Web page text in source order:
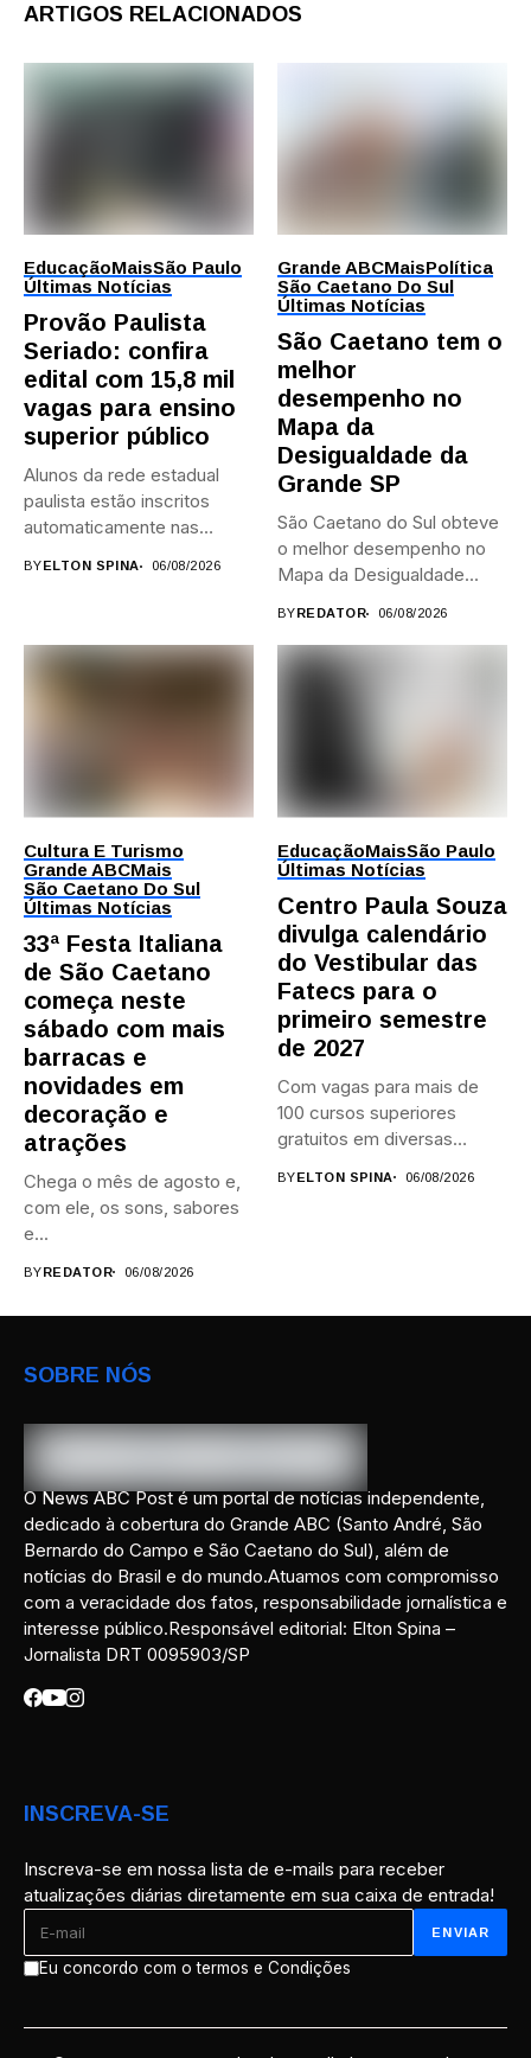
ARTIGOS RELACIONADOS
EducaçãoMaisSão Paulo
Últimas Notícias
Provão Paulista
Seriado: confira
edital com 15,8 mil
vagas para ensino
superior público
Alunos da rede estadual
paulista estão inscritos
automaticamente nas
BYELTON SPINA 06/08/2026
Grande ABCMaisPolítica
São Caetano Do Sul
Últimas Notícias
São Caetano tem o
melhor
desempenho no
Mapa da
Desigualdade da
Grande SP
São Caetano do Sul obteve
o melhor desempenho no
Mapa da Desigualdade...
BYREDATOR 06/08/2026
Cultura E Turismo
Grande ABCMais
São Caetano Do Sul
Últimas Notícias
33ª Festa Italiana
de São Caetano
começa neste
sábado com mais
barracas e
novidades em
decoração e
atrações
Chega o mês de agosto e,
com ele, os sons, sabores
e...
BYREDATOR 06/08/2026
EducaçãoMaisSão Paulo
Últimas Notícias
Centro Paula Souza
divulga calendário
do Vestibular das
Fatecs para o
primeiro semestre
de 2027
Com vagas para mais de
100 cursos superiores
gratuitos em diversas
BYELTON SPINA 06/08/2026
SOBRE NÓS
O News ABC Post é um portal de notícias independente,
dedicado à cobertura do Grande ABC (Santo André, São
Bernardo do Campo e São Caetano do Sul), além de
notícias do Brasil e do mundo.Atuamos com compromisso
com a veracidade dos fatos, responsabilidade jornalística e
interesse público.Responsável editorial: Elton Spina –
Jornalista DRT 0095903/SP
INSCREVA-SE
Inscreva-se em nossa lista de e-mails para receber
atualizações diárias diretamente em sua caixa de entrada!
Eu concordo com o termos e Condições